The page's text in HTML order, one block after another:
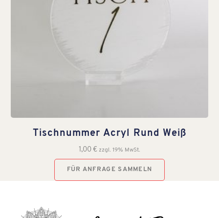
Tischnummer Acryl Rund Weiß
1,00 € zzgl. 19% MwSt.
FÜR ANFRAGE SAMMELN